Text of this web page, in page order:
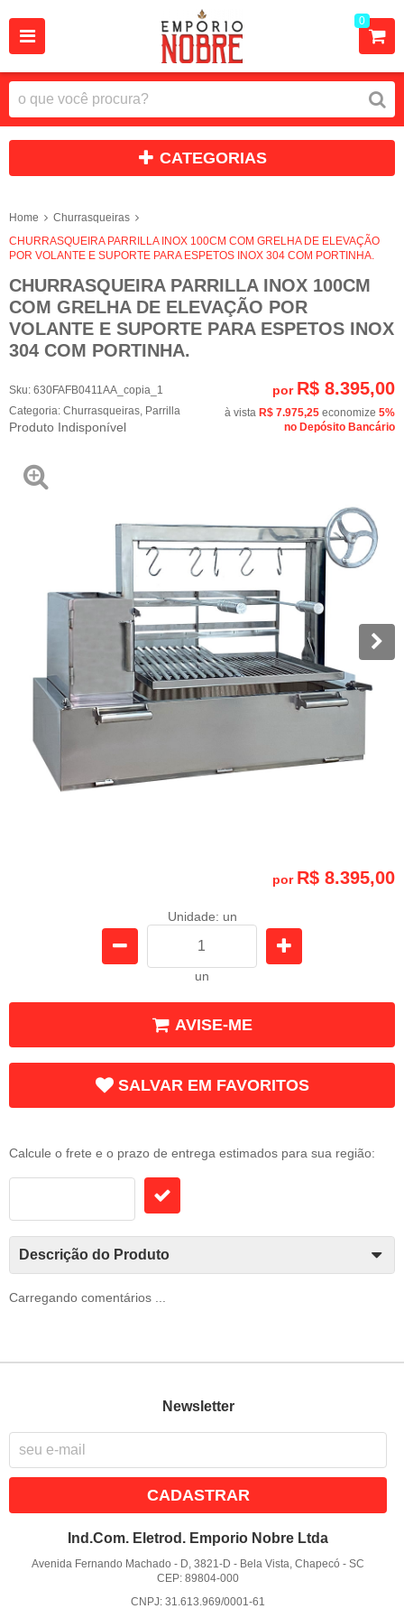
0
CATEGORIAS
Home
Churrasqueiras
CHURRASQUEIRA PARRILLA INOX 100CM COM GRELHA DE ELEVAÇÃO
POR VOLANTE E SUPORTE PARA ESPETOS INOX 304 COM PORTINHA.
CHURRASQUEIRA PARRILLA INOX 100CM
COM GRELHA DE ELEVAÇÃO POR
VOLANTE E SUPORTE PARA ESPETOS INOX
304 COM PORTINHA.
Sku: 630FAFB0411AA_copia_1
Categoria: Churrasqueiras Parrilla
Produto Indisponível
por R$ 8.395,00
à vista R$ 7.975,25 economize 5%
no Depósito Bancário
por R$ 8.395,00
Unidade: un
un
AVISE-ME
SALVAR EM FAVORITOS
Calcule o frete e o prazo de entrega estimados para sua região:
Descrição do Produto
Carregando comentários ...
Newsletter
CADASTRAR
Ind.Com. Eletrod. Emporio Nobre Ltda
Avenida Fernando Machado - D, 3821-D - Bela Vista, Chapecó -SC
CEP: 89804-000
CNPJ: 31.613.969/0001-61